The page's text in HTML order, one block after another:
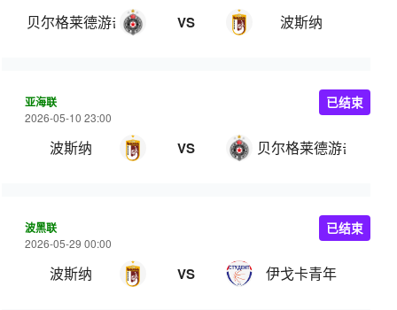
贝尔格莱德游击 VS 波斯纳
亚海联
2026-05-10 23:00
波斯纳 VS 贝尔格莱德游击
已结束
波黑联
2026-05-29 00:00
波斯纳 VS 伊戈卡青年
已结束